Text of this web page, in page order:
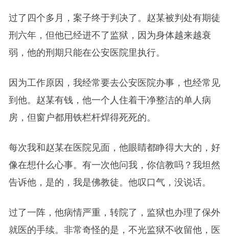
过了四个多月，案子终于判决了。赵某被判处有期徒
刑六年，但他已经进不了监狱，因为身体越来越衰
弱，他的刑期只能在公安医院里执行。
因为工作原因，我经常要去公安医院办事，也经常见
到他。赵某有钱，他一个人住着干净整洁的单人病
房，但窗户都用铁栏杆焊得死死的。
每次我和赵某在医院见面，他眼睛都睁得大大的，好
像在想什么心事。有一次他问我，你信教吗？我坦然
告诉他，是的，我是佛教徒。他叹口气，没说话。
过了一阵，他病情严重，转院了，监狱也办理了保外
就医的手续。非常奇怪的是，不光监狱不收留他，医